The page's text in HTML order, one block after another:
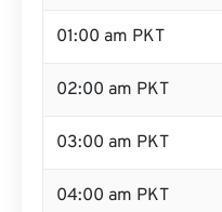
01:00 am PKT
02:00 am PKT
03:00 am PKT
04:00 am PKT